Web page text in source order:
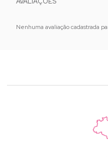
Nenhuma avaliação cadastrada